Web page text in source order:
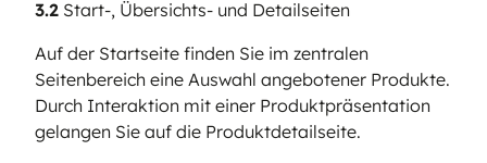
3.2 Start-, Übersichts- und Detailseiten
Auf der Startseite finden Sie im zentralen
Seitenbereich eine Auswahl angebotener Produkte.
Durch Interaktion mit einer Produktpräsentation
gelangen Sie auf die Produktdetailseite.